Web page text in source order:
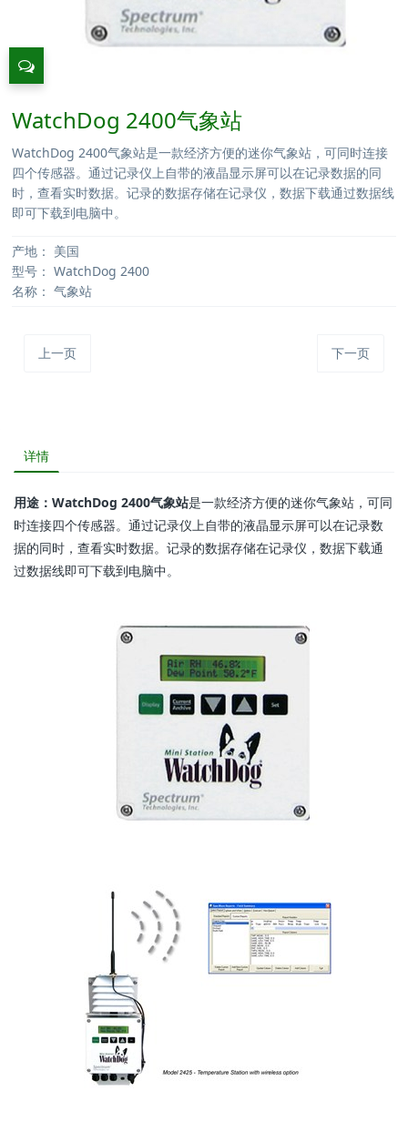
WatchDog 2400气象站
WatchDog 2400气象站是一款经济方便的迷你气象站，可同时连接
四个传感器。通过记录仪上自带的液晶显示屏可以在记录数据的同
时，查看实时数据。记录的数据存储在记录仪，数据下载通过数据线
即可下载到电脑中。
产地： 美国
型号： WatchDog 2400
名称： 气象站
上一页 下一页
详情
用途：WatchDog 2400气象站是一款经济方便的迷你气象站，可同
时连接四个传感器。通过记录仪上自带的液晶显示屏可以在记录数
据的同时，查看实时数据。记录的数据存储在记录仪，数据下载通
过数据线即可下载到电脑中。